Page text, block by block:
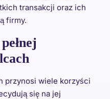
transakcji oraz ich
firmy.
przynosi wiele korzyści
się na jej